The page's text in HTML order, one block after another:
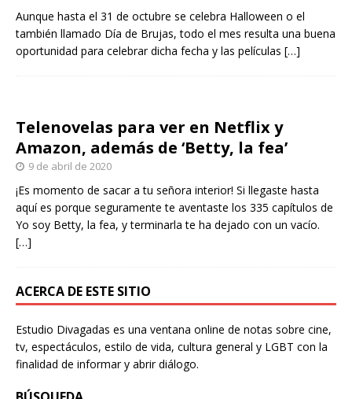
Aunque hasta el 31 de octubre se celebra Halloween o el
también llamado Día de Brujas, todo el mes resulta una buena
oportunidad para celebrar dicha fecha y las películas […]
Telenovelas para ver en Netflix y
Amazon, además de ‘Betty, la fea’
9 de abril de 2020
¡Es momento de sacar a tu señora interior! Si llegaste hasta
aquí es porque seguramente te aventaste los 335 capítulos de
Yo soy Betty, la fea, y terminarla te ha dejado con un vacío.
[…]
ACERCA DE ESTE SITIO
Estudio Divagadas es una ventana online de notas sobre cine,
tv, espectáculos, estilo de vida, cultura general y LGBT con la
finalidad de informar y abrir diálogo.